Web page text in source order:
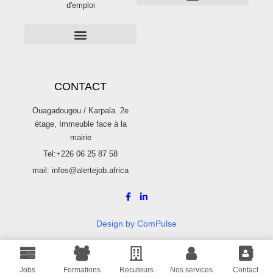
d'emploi
CONTACT
Ouagadougou / Karpala. 2e
étage, Immeuble face à la
mairie
Tel:+226 06 25 87 58
mail: infos@alertejob.africa
Design by ComPulse
© 2022 Alerte Job. Tous droits réservés.
Jobs
Formations Recuteurs Nos services Contact